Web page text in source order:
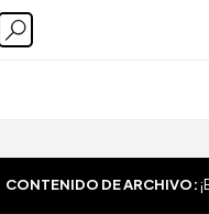
CONTENIDO DE ARCHIVO: